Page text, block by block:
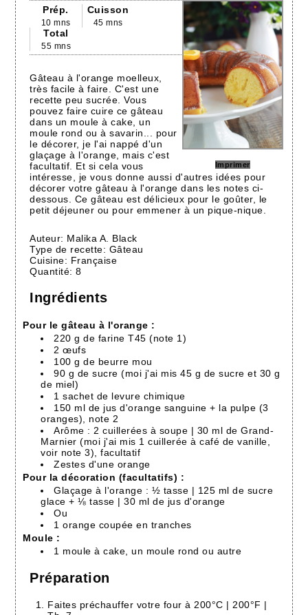
Imprimer
Prép.
10 mns
Cuisson
45 mns
Total
55 mns
Gâteau à l'orange moelleux,
très facile à faire. C'est une
recette peu sucrée. Vous
pouvez faire cuire ce gâteau
dans un moule à cake, un
moule rond ou à savarin... pour
le décorer, je l'ai nappé d'un
glaçage à l'orange, mais c'est
facultatif. Et si cela vous
intéresse, je vous donne aussi d'autres idées pour
décorer votre gâteau à l'orange dans les notes ci-
dessous. Ce gâteau est délicieux pour le goûter, le
petit déjeuner ou pour emmener à un pique-nique.
Auteur: Malika A. Black
Type de recette: Gâteau
Cuisine: Française
Quantité:8
Ingrédients
Pour le gâteau à l'orange :
220 g de farine T45 (note 1)
2 œufs
100 g de beurre mou
90 g de sucre (moi j'ai mis 45 g de sucre et 30 g
de miel)
1 sachet de levure chimique
150 ml de jus d'orange sanguine + la pulpe (3
oranges), note 2
Arôme : 2 cuillerées à soupe | 30 ml de Grand-
Marnier (moi j'ai mis 1 cuillerée à café de vanille,
voir note 3), facultatif
Zestes d'une orange
Pour la décoration (facultatifs) :
Glaçage à l'orange : ½ tasse | 125 ml de sucre
glace + ⅛ tasse | 30 ml de jus d'orange
Ou
1 orange coupée en tranches
Moule :
1 moule à cake, un moule rond ou autre
Préparation
Faites préchauffer votre four à 200°C | 200°F |